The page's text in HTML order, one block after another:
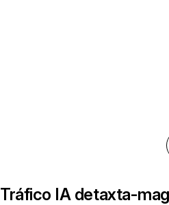
Tráfico IA detaxta-